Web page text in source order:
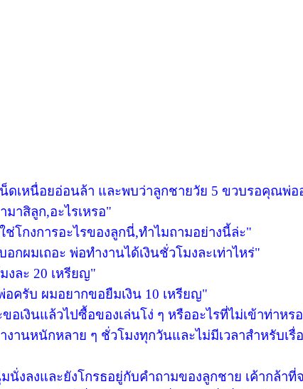
เหนื่อยอ่อนล้า และพบว่าลูกชายวัย 5 ขวบรอคุณพ่
าสิลูก,อะไรเหรอ"
โกงการอะไรของลูกนี่,ทำไมถามอย่างนี้ล่ะ"
ผมเถอะ พ่อทำงานได้เงินชั่วโมงละเท่าไหร่"
ละ 20 เหรียญ"
ครับ ผมอยากขอยืมเงิน 10 เหรียญ"
งินแล้วไปซื้อของเล่นโง่ ๆ หรืออะไรที่ไม่เข้าท่าหร
นหนักหลาย ๆ ชั่วโมงทุกวันและไม่มีเวลาสำหรับเรื่อ
งลงและยังโกรธอยู่กับคำถามของลูกชาย เค้ากล้า